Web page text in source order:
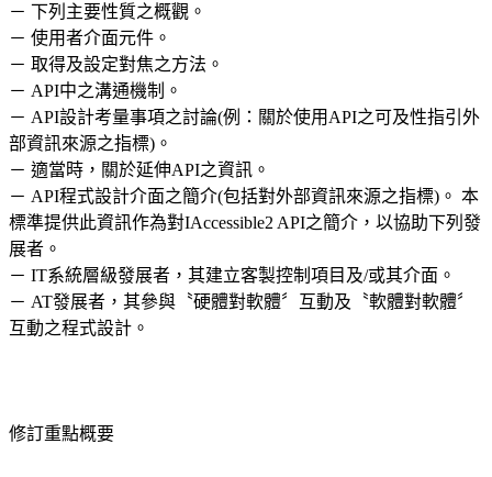
－ 下列主要性質之概觀。
－ 使用者介面元件。
－ 取得及設定對焦之方法。
－ API中之溝通機制。
－ API設計考量事項之討論(例：關於使用API之可及性指引外
部資訊來源之指標)。
－ 適當時，關於延伸API之資訊。
－ API程式設計介面之簡介(包括對外部資訊來源之指標)。 本
標準提供此資訊作為對IAccessible2 API之簡介，以協助下列發
展者。
－ IT系統層級發展者，其建立客製控制項目及/或其介面。
－ AT發展者，其參與〝硬體對軟體〞互動及〝軟體對軟體〞
互動之程式設計。
修訂重點概要